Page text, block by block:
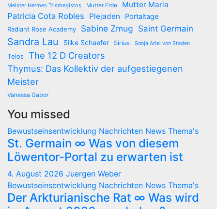
Meister Hermes Trismegistos Mutter Erde Mutter Maria
Patricia Cota Robles Plejaden Portaltage
Radiant Rose Academy Sabine Zmug Saint Germain
Sandra Lau Silke Schaefer Sirius Sonja Ariel von Staden
Telos
The 12 D Creators
Thymus: Das Kollektiv der aufgestiegenen
Meister
Vanessa Gabor
You missed
Bewustseinsentwicklung Nachrichten News Thema's
St. Germain ∞ Was von diesem
Löwentor-Portal zu erwarten ist
4. August 2026 Juergen Weber
Bewustseinsentwicklung Nachrichten News Thema's
Der Arkturianische Rat ∞ Was wird